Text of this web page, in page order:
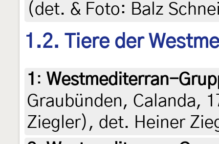
(det. & Foto: Balz
1.2. Tiere der
1 : Westmediterran-
Graubünden, Calanda,
Ziegler), det. Heiner